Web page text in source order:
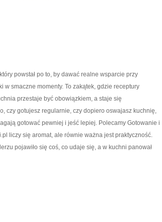
powstał po to, by dawać realne wsparcie przy
w smaczne momenty. To zakątek, gdzie receptury
przestaje być obowiązkiem, a staje się
czy gotujesz regularnie, czy dopiero oswajasz kuchnię,
gotować pewniej i jeść lepiej. Polecamy Gotowanie i
liczy się aromat, ale równie ważna jest praktyczność.
pojawiło się coś, co udaje się, a w kuchni panował